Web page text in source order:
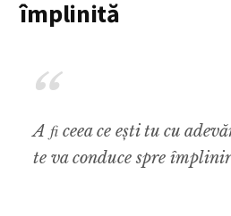
împlinită
A ﬁ ceea ce ești tu cu
te va conduce spre